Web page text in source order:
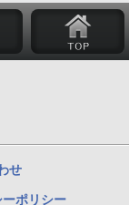
せ
ポリシー